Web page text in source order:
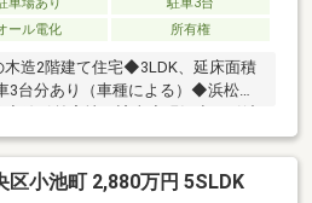
車場あり
駐車3台
ール電化 所有権
造2階建て住宅◆3LDK、延床面積
3台分あり（車種による）◆浜松市
区小池町 2,880万円 5SLDK